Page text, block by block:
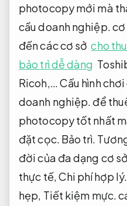
photocopy mới mà
cầu doanh nghiệp. cơ
đến các cơ sở cho
bảo trì dễ dàng
Ricoh,… Cấu hình chơi
doanh nghiệp. để
photocopy tốt nhất
đặt cọc. Bảo trì.
đời của đa dạng cơ
thực tế, Chi phí hợp lý.
hẹp, Tiết kiệm mực.